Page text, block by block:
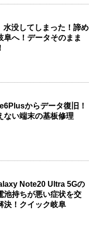
水没してしまった！諦め
阜へ！データそのまま
からデータ復旧！
ない端末の基板修理
Note20 Ultra 5Gの
池持ちが悪い症状を交
決！クイック岐阜